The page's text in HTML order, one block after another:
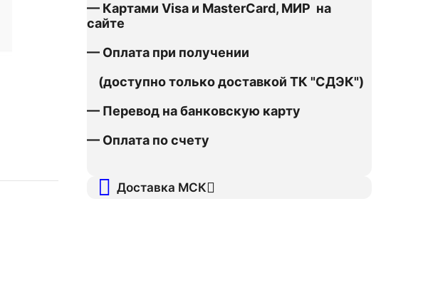
— Картами Visa и MasterCard, МИР на
сайте
— Оплата при получении
(доступно только доставкой ТК "СДЭК")
— Перевод на банковскую карту
— Оплата по счету
Доставка МСК